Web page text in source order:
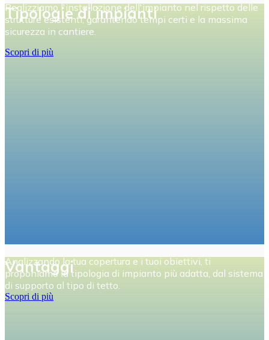
Realizziamo l'installazione dell'impianto nel rispetto delle
strutture esistenti, garantendo tempi certi e la massima
sicurezza in cantiere.
Scopri di più
Tipologie di impianti
Analizzando la tua copertura e i tuoi obiettivi, ti
proponiamo la tipologia di impianto più adatta, dal sistema
di supporto al tipo di tetto.
Scopri di più
Vantaggi